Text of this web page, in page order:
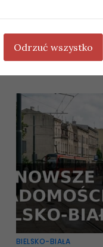
BIELSKO-BIAŁA
Odrzuć wszystko